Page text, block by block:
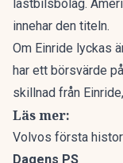
lastbilsbolag.
innehar den titeln.
Om Einride lyckas
har ett börsvärde
skillnad från
Läs mer:
Volvos första
Dagens PS